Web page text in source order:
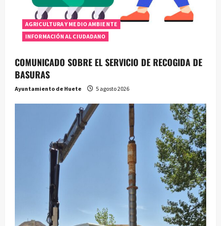
AGRICULTURA Y MEDIO AMBIENTE
INFORMACIÓN AL CIUDADANO
COMUNICADO SOBRE EL SERVICIO DE RECOGIDA DE
BASURAS
Ayuntamiento de Huete 5 agosto 2026